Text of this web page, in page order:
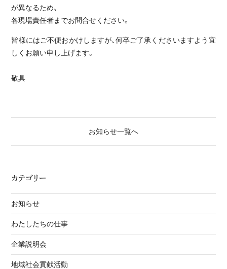
が異なるため、
各現場責任者までお問合せください。
皆様にはご不便おかけしますが、何卒ご了承くださいますよう宜
しくお願い申し上げます。
敬具
お知らせ一覧へ
カテゴリー
お知らせ
わたしたちの仕事
企業説明会
地域社会貢献活動